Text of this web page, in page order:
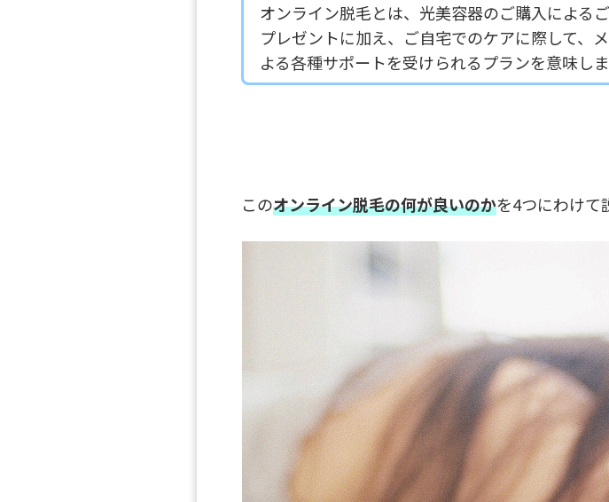
オンライン脱毛とは、光美容器のご購入による
プレゼントに加え、ご自宅でのケアに際して、
よる各種サポートを受けられるプランを意味しま
このオンライン脱毛の何が良いのかを4つにわけ